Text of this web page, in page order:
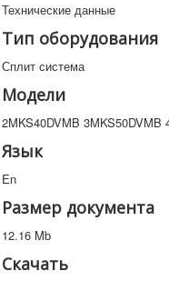
Технические данные
Тип оборудования
Сплит система
Модели
2MKS40DVMB 3MKS50DVMB
Язык
En
Размер документа
12.16 Mb
Скачать